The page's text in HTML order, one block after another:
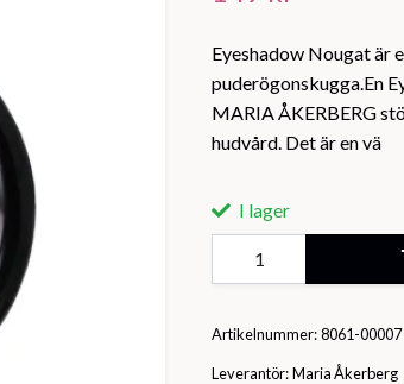
Eyeshadow Nougat är
puderögonskugga.En
MARIA ÅKERBERG
hudvård. Det är en vä
I lager
Artikelnummer: 8061-00007
Leverantör: Maria Åkerberg